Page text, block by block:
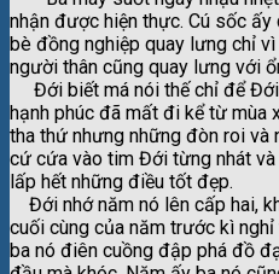
nhận được hiện thực. Cú sốc
bè đồng nghiệp quay lưng chỉ
người thân cũng quay lưng với
Đới biết má nói thế chỉ để Đới
hạnh phúc đã mất đi kể từ mùa
tha thứ nhưng những đòn roi
cứ cứa vào tim Đới từng nhát
lấp hết những điều tốt đẹp.
Đới nhớ năm nó lên cấp hai,
cuối cùng của năm trước kì
ba nó điên cuồng đập phá đồ